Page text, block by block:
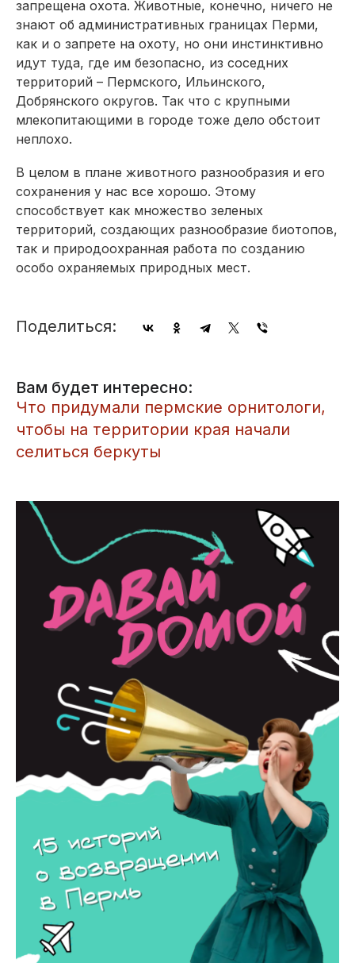
запрещена охота. Животные, конечно, ничего не
знают об административных границах Перми,
как и о запрете на охоту, но они инстинктивно
идут туда, где им безопасно, из соседних
территорий – Пермского, Ильинского,
Добрянского округов. Так что с крупными
млекопитающими в городе тоже дело обстоит
неплохо.
В целом в плане животного разнообразия и его
сохранения у нас все хорошо. Этому
способствует как множество зеленых
территорий, создающих разнообразие биотопов,
так и природоохранная работа по созданию
особо охраняемых природных мест.
Поделиться:
Вам будет интересно:
Что придумали пермские орнитологи,
чтобы на территории края начали
селиться беркуты